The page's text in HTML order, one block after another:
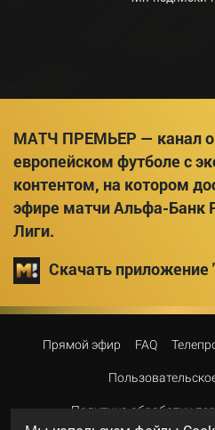
МАТЧ ПРЕМЬЕР — канал о
европейском футболе с
контентом, на котором
эфире матчи Альфа-Банк
Лиги.
Скачать приложение
Прямой эфир FAQ
Политика обработки